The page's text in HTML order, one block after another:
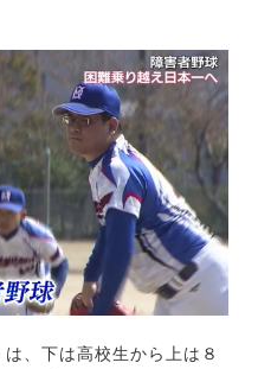
、下は高校生から上は８